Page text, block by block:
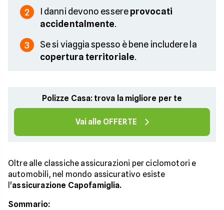
2 I danni devono essereprovocati
accidentalmente.
3
Se si viaggia spesso è bene includere la
copertura territoriale.
Polizze Casa: trova la migliore per te
Vai alle OFFERTE
Oltre alle classiche assicurazioni per ciclomotori e
automobili, nel mondo assicurativo esiste
l'assicurazione Capofamiglia.
Sommario: